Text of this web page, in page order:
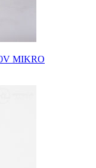
MIKRO